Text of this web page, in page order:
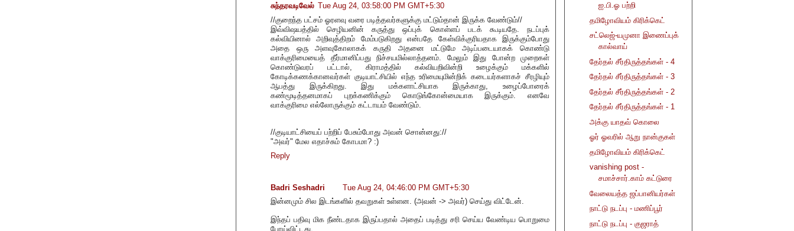
சுந்தரவடிவேல் Tue Aug 24, 03:58:00 PM GMT+5:30
//குறைந்த பட்சம் ஓரளவு வரை படித்தவர்களுக்கு மட்டும்தான் இருக்க வேண்டும்//
இவ்விஷயத்தில் செழியனின் கருத்து ஒப்புக் கொள்ளப் படக் கூடியதே. நடப்புக்
கல்வியினால் அறிவுத்திறம் மேம்படுகிறது என்பதே கேள்விக்குரியதாக இருக்கும்போது
அதை ஒரு அளவுகோலாகக் கருதி அதனை மட்டுமே அடிப்படையாகக் கொண்டு
வாக்குரிமையைத் தீர்மானிப்பது நிச்சயமில்லாத்தனம். மேலும் இது போன்ற முறைகள்
கொண்டுவரப் பட்டால், கிராமத்தில் கல்வியறிவின்றி உழைக்கும் மக்களில்
கோடிக்கணக்கானவர்கள் குடியாட்சியில் எந்த உரிமையுமின்றிக் கடையர்களாகச் சீரழியும்
ஆபத்து இருக்கிறது. இது மக்களாட்சியாக இருக்காது, உழைப்போரைக்
கண்மூடித்தனமாகப் புறக்கணிக்கும் கொடுங்கோன்மையாக இருக்கும். எனவே
வாக்குரிமை எல்லோருக்கும் கட்டாயம் வேண்டும்.
//குடியாட்சியைப் பற்றிப் பேசும்போது அவன் சொன்னது://
"அவர்" மேல எதாச்சும் கோபமா? :)
Reply
Badri Seshadri
Tue Aug 24, 04:46:00 PM GMT+5:30
இன்னமும் சில இடங்களில் தவறுகள் உள்ளன. (அவன் -> அவர்) செய்து விட்டேன்.
இந்தப் பதிவு மிக நீண்டதாக இருப்பதால் அதைப் படித்து சரி செய்ய வேண்டிய பொறுமை
போய்விட்டது.
ஐ.பி.ஓ பற்றி
தமிழோவியம் கிரிக்கெட்
சட்லெஜ்-யமுனா இணைப்புக்
கால்வாய்
தேர்தல் சீர்திருத்தங்கள் - 4
தேர்தல் சீர்திருத்தங்கள் - 3
தேர்தல் சீர்திருத்தங்கள் - 2
தேர்தல் சீர்திருத்தங்கள் - 1
அக்கு யாதவ் கொலை
ஓர் ஓவரில் ஆறு நான்குகள்
தமிழோவியம் கிரிக்கெட்
vanishing post -
சமாச்சார்.காம் கட்டுரை
வேலையத்த ஜப்பானியர்கள்
நாட்டு நடப்பு - மணிப்பூர்
நாட்டு நடப்பு - குஜராத்